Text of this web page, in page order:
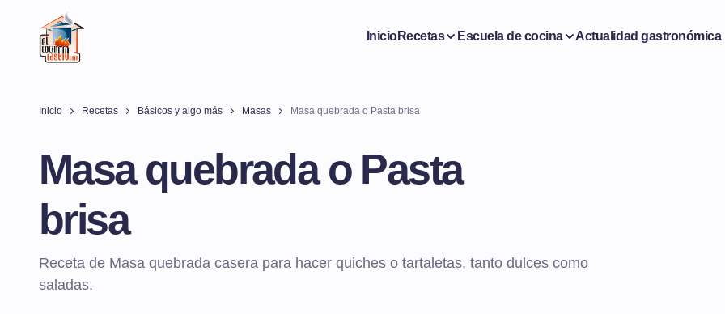
InicioRecetas Escuela de cocina Actualidad gastronómica
Inicio Recetas Básicos y algo más Masas Masa quebrada o Pasta brisa
Masa quebrada o Pasta
brisa
Receta de Masa quebrada casera para hacer quiches o tartaletas, tanto dulces como
saladas.